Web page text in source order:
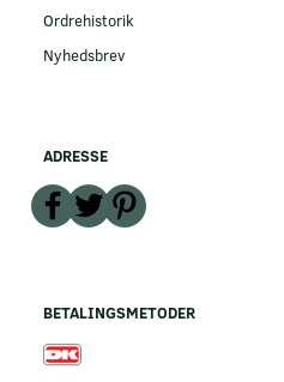
Ordrehistorik
Nyhedsbrev
ADRESSE
BETALINGSMETODER